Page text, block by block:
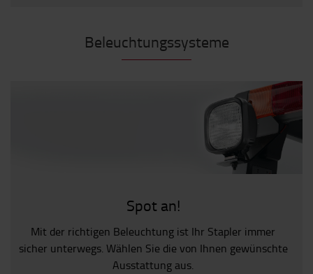
Beleuchtungssysteme
Spot an!
Mit der richtigen Beleuchtung ist Ihr Stapler immer
sicher unterwegs. Wählen Sie die von Ihnen gewünschte
Ausstattung aus.